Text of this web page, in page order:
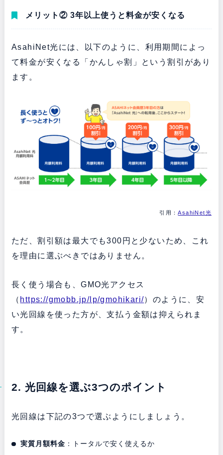
メリット② 3年以上使うと料金が安くなる
AsahiNet光には、以下のように、利用期間によっ
て料金が安くなる「かんしゃ割」という割引があり
ます。
引用：AsahiNet光
ただ、割引額は最大でも300円と少ないため、これ
を理由に選ぶべきではありません。
長く使う場合も、GMO光アクセス
（ https://gmobb.jp/lp/gmohikari/）のように、安
い光回線を使った方が、支払う金額は抑えられま
す。
2. 光回線を選ぶ3つのポイント
光回線は下記の3つで選ぶようにしましょう。
実質月額料金 ：トータルで安く使えるか